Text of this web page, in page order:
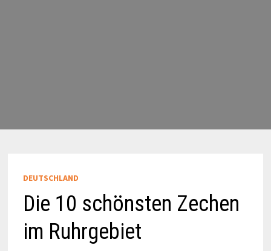
DEUTSCHLAND
Die 10 schönsten Zechen
im Ruhrgebiet